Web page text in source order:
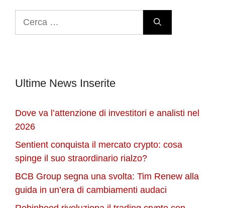
Ultime News Inserite
Dove va l’attenzione di investitori e analisti nel
2026
Sentient conquista il mercato crypto: cosa
spinge il suo straordinario rialzo?
BCB Group segna una svolta: Tim Renew alla
guida in un’era di cambiamenti audaci